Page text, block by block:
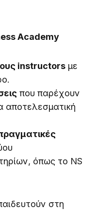
Academy
instructors με
που παρέχουν
αποτελεσματική
όπως το NS
στη